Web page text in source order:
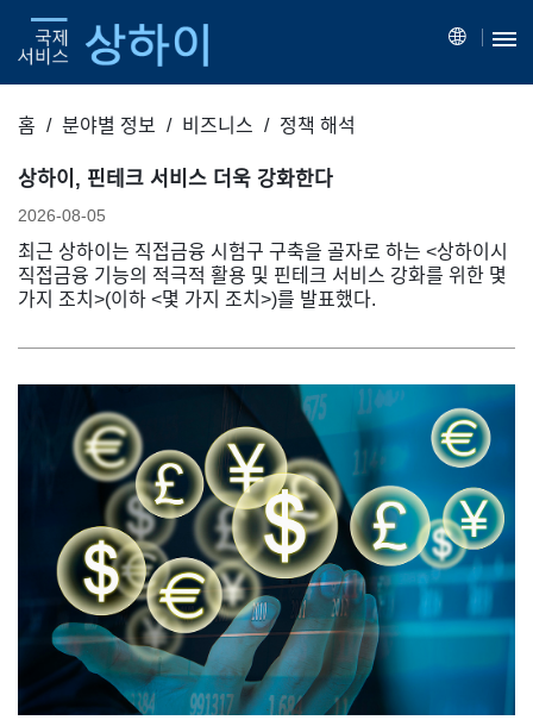
홈 분야별 정보 비즈니스 정책 해석
상하이, 핀테크 서비스 더욱 강화한다
2026-08-05
최근 상하이는 직접금융 시험구 구축을 골자로 하는 <상하이시
직접금융 기능의 적극적 활용 및 핀테크 서비스 강화를 위한 몇
가지 조치>(이하 <몇 가지 조치>)를 발표했다.